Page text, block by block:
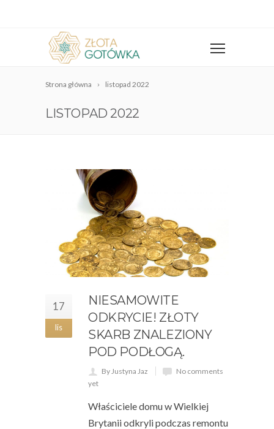
Strona główna listopad 2022
LISTOPAD 2022
17
lis
NIESAMOWITE
ODKRYCIE! ZŁOTY
SKARB ZNALEZIONY
POD PODŁOGĄ.
By Justyna Jaz
No comments
yet
Właściciele domu w Wielkiej
Brytanii odkryli podczas remontu